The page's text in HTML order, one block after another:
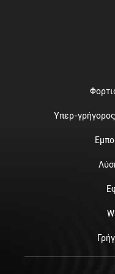
Υπερ-